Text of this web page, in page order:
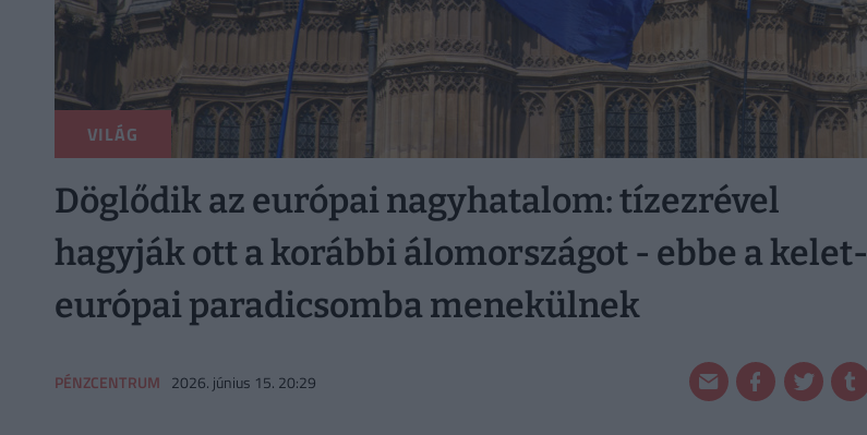
VILÁG
Döglődik az európai nagyhatalom: tízezrével
hagyják ott a korábbi álomországot - ebbe a kelet-
európai paradicsomba menekülnek
PÉNZCENTRUM 2026. június 15. 20:29